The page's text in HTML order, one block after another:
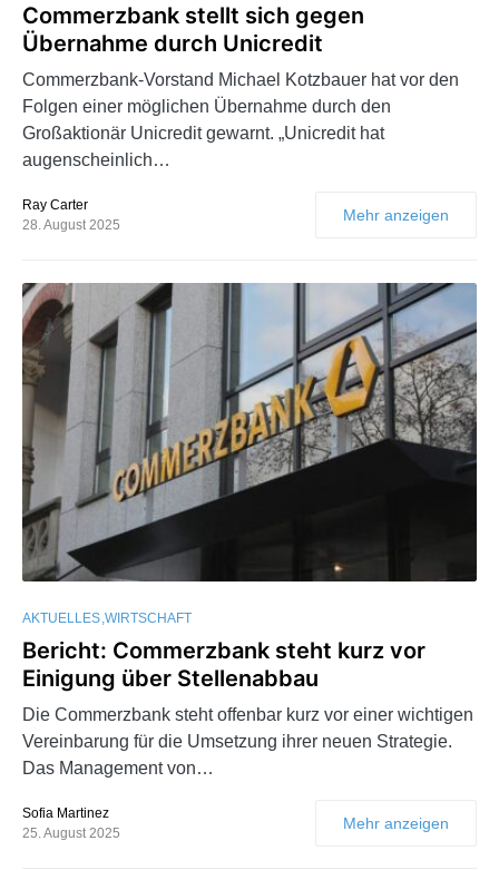
Commerzbank stellt sich gegen
Übernahme durch Unicredit
Commerzbank-Vorstand Michael Kotzbauer hat vor den
Folgen einer möglichen Übernahme durch den
Großaktionär Unicredit gewarnt. „Unicredit hat
augenscheinlich…
Ray Carter
28. August 2025
Mehr anzeigen
AKTUELLES WIRTSCHAFT
Bericht: Commerzbank steht kurz vor
Einigung über Stellenabbau
Die Commerzbank steht offenbar kurz vor einer wichtigen
Vereinbarung für die Umsetzung ihrer neuen Strategie.
Das Management von…
Sofia Martinez
25. August 2025
Mehr anzeigen